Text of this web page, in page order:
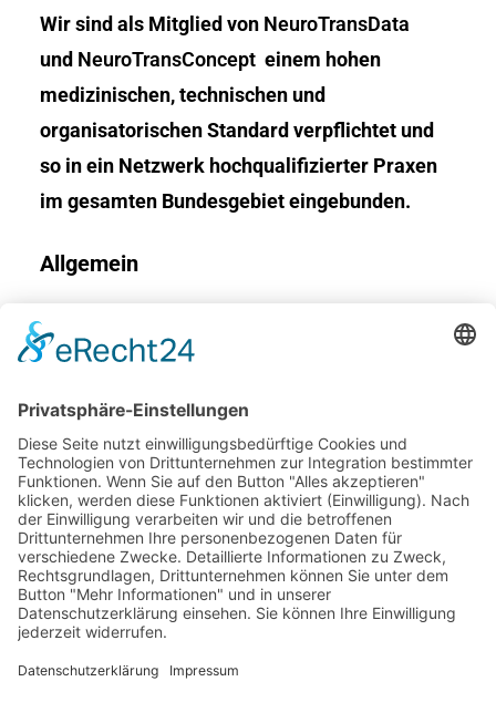
Wir sind als Mitglied von NeuroTransData
und NeuroTransConcept einem hohen
medizinischen, technischen und
organisatorischen Standard verpflichtet und
so in ein Netzwerk hochqualifizierter Praxen
im gesamten Bundesgebiet eingebunden.
Allgemein
Impressum
Datenschutz
Barrierefreiheit
Adresse
Bernauer Straße 12,
83209 Prien/Chiemsee
Tel: +49 (0)8051 1811